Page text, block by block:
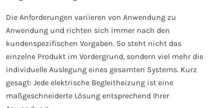
Die Anforderungen variieren von Anwendung zu
Anwendung und richten sich immer nach den
kundenspezifischen Vorgaben. So steht nicht das
einzelne Produkt im Vordergrund, sondern viel mehr die
individuelle Auslegung eines gesamten Systems. Kurz
gesagt: Jede elektrische Begleitheizung ist eine
maßgeschneiderte Lösung entsprechend Ihrer